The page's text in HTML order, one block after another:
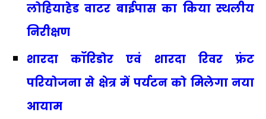
लोहियाहेड वाटर बाईपास का किया स्थलीय
निरीक्षण
शारदा कॉरिडोर एवं शारदा रिवर फ्रंट
परियोजना से क्षेत्र में पर्यटन को मिलेगा नया
आयाम